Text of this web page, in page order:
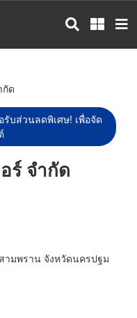
กัด
บส่วนลดพิเศษ! เพื่อจัด
ร์ จำกัด
ามพราน จังหวัดนครปฐม